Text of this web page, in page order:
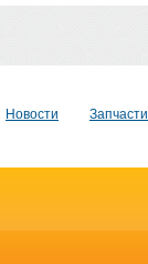
Новости Запчасти